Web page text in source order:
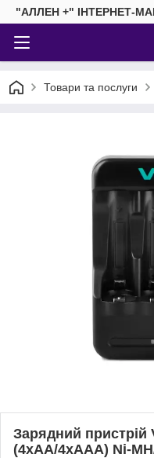
"АЛЛЕН +" ІНТЕРНЕТ-
Товари та послуги
Зарядний пристрій
(4xAA/4xAAA) Ni-